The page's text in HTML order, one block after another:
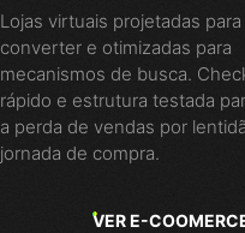
Lojas virtuais projetadas para
converter e otimizadas para
mecanismos de busca.
rápido e estrutura testada
a perda de vendas por
jornada de compra.
VER E-